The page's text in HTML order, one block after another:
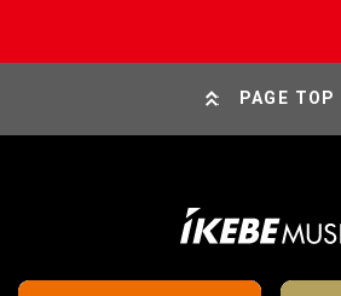
PAGE TOP